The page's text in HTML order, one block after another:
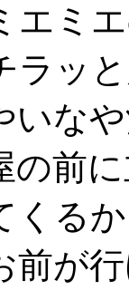
エミ
ラッ
いな
の前
くる
前が